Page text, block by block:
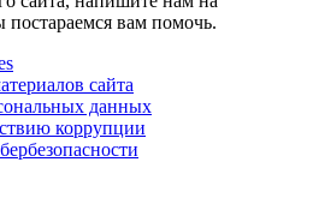
вам помочь.
сайта
данных
коррупции